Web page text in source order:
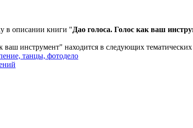
в описании книги "Дао голоса. Голос как ваш
ваш инструмент" находится в следующих тематических
танцы, фотодело